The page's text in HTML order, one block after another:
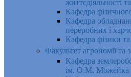
життєдіяльності
Кафедра
Кафедра
переробних і
Кафедра фізики
Факультет агрономії та
Кафедра
ім. О.М. Можейка